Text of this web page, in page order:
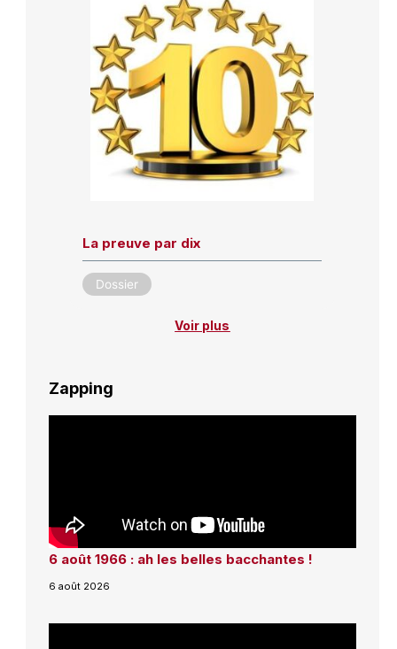
La preuve par dix
Dossier
Voir plus
Zapping
6 août 1966 : ah les belles bacchantes !
6 août 2026